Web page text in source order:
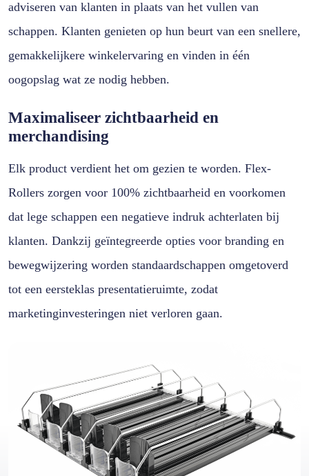
adviseren van klanten in plaats van het vullen van
schappen. Klanten genieten op hun beurt van een snellere,
gemakkelijkere winkelervaring en vinden in één
oogopslag wat ze nodig hebben.
Maximaliseer zichtbaarheid en
merchandising
Elk product verdient het om gezien te worden. Flex-
Rollers zorgen voor 100% zichtbaarheid en voorkomen
dat lege schappen een negatieve indruk achterlaten bij
klanten. Dankzij geïntegreerde opties voor branding en
bewegwijzering worden standaardschappen omgetoverd
tot een eersteklas presentatieruimte, zodat
marketinginvesteringen niet verloren gaan.